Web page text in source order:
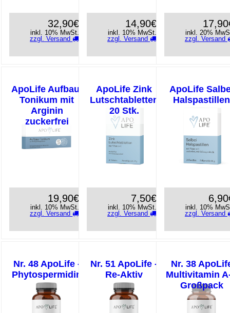
32,90€
inkl. 10% MwSt.
zzgl. Versand
14,90€
inkl. 10% MwSt.
zzgl. Versand
inkl. 20%
zzgl. Versand
ApoLife Aufbau-
Tonikum mit
Arginin
zuckerfrei
19,90€
inkl. 10% MwSt.
zzgl. Versand
ApoLife Zink
Lutschtabletten
20 Stk.
7,50€
inkl. 10% MwSt.
zzgl. Versand
ApoLife
Halspastillen
inkl. 10%
zzgl. Versand
Nr. 48 ApoLife -
Phytospermidin
Nr. 51 ApoLife -
Re-Aktiv
Nr. 38
Multivitamin
Großpack